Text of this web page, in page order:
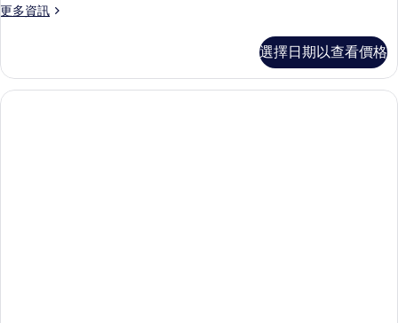
相
更多資訊
更
L10
的
詳
選擇日期以查看價格